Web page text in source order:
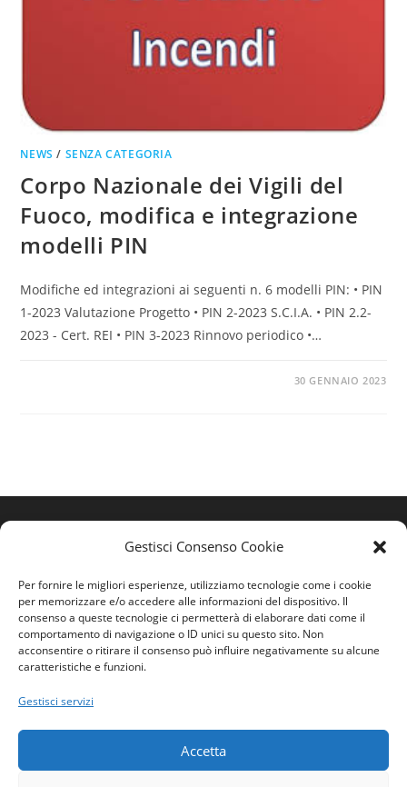
Gestisci Consenso Cookie
Per fornire le migliori esperienze, utilizziamo tecnologie come i cookie
per memorizzare e/o accedere alle informazioni del dispositivo. Il
consenso a queste tecnologie ci permetterà di elaborare dati come il
comportamento di navigazione o ID unici su questo sito. Non
acconsentire o ritirare il consenso può influire negativamente su alcune
caratteristiche e funzioni.
Gestisci servizi
Accetta
NEWS / SENZA CATEGORIA
Corpo Nazionale dei Vigili del
Fuoco, modifica e integrazione
modelli PIN
Modifiche ed integrazioni ai seguenti n. 6 modelli PIN: • PIN
1-2023 Valutazione Progetto • PIN 2-2023 S.C.I.A. • PIN 2.2-
2023 - Cert. REI • PIN 3-2023 Rinnovo periodico •…
30 GENNAIO 2023
Home
Ordine
Contatti